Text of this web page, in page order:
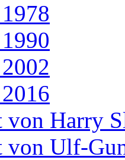
von Harry
von Ulf-